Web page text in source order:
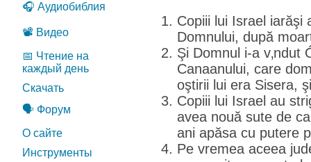
🎧 Аудиобиблия
📽️ Видео
📅 Чтение на
каждый день
Скачать
🗣️ Форум
О сайте
Инструменты
Copiii lui Israel iarăşi
Domnului, după
Şi Domnul i-a v‚ndut
Canaanului, care
oştirii lui era Sisera,
Copiii lui Israel au
avea nouă sute de
ani apăsa cu putere
Pe vremea aceea